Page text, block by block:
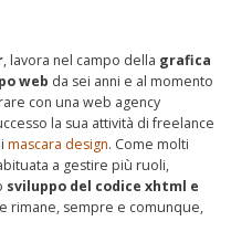
, lavora nel campo della grafica
web da sei anni e al momento
con una web agency
la sua attività di freelance
mascara design. Come molti
a gestire più ruoli,
sviluppo del codice xhtml e
rimane, sempre e comunque,